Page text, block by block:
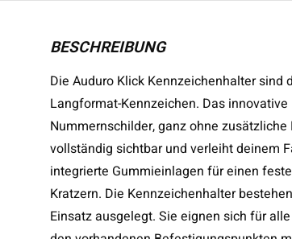
BESCHREIBUNG
Die Auduro Klick Kennzeichenhalter
Langformat-Kennzeichen. Das
Nummernschilder, ganz ohne
vollständig sichtbar und verleiht deinem
integrierte Gummieinlagen für einen
Kratzern. Die Kennzeichenhalter
Einsatz ausgelegt. Sie eignen sich für